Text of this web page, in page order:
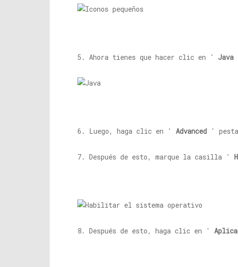
5. Ahora tienes que hacer clic en ' Java
6. Luego, haga clic en ' Advanced '
7. Después de esto, marque la casilla '
8. Después de esto, haga clic en '